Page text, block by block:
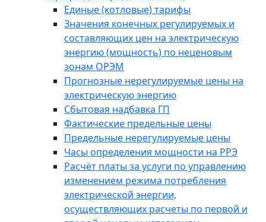
Единые (котловые) тарифы
Значения конечных регулируемых и
составляющих цен на электрическую
энергию (мощность) по неценовым
зонам ОРЭМ
Прогнозные нерегулируемые цены на
электрическую энергию
Сбытовая надбавка ГП
Фактические предельные цены
Предельные нерегулируемые цены
Часы определения мощности на РРЭ
Расчёт платы за услуги по управлению
изменением режима потребления
электрической энергии,
осуществляющих расчеты по первой и